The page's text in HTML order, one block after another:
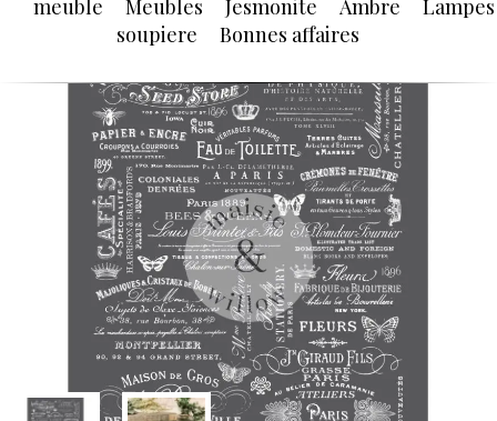
meuble
Meubles Jesmonite Ambre
Lampes
soupiere
Bonnes affaires